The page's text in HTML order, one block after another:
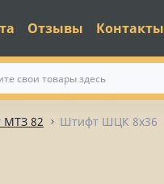
Отзывы Контакты
МТЗ 82 Штифт ШЦК 8х36